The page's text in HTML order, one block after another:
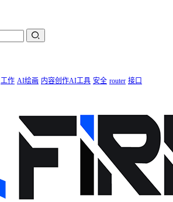
工作 AI绘画 内容创作AI工具 安全 router 接口